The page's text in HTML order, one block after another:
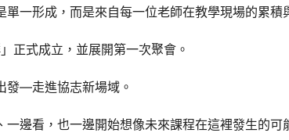
一形成，而是來自每一位老師在教學現場的累積
正式成立，並展開第一次聚會。
發—走進協志新場域。
一邊看，也一邊開始想像未來課程在這裡發生的